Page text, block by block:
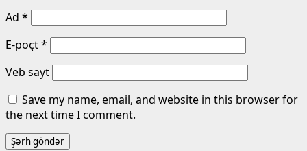
Ad *
E-poçt*
Veb sayt
Save my name, email, and website in this browser for
the next time I comment.